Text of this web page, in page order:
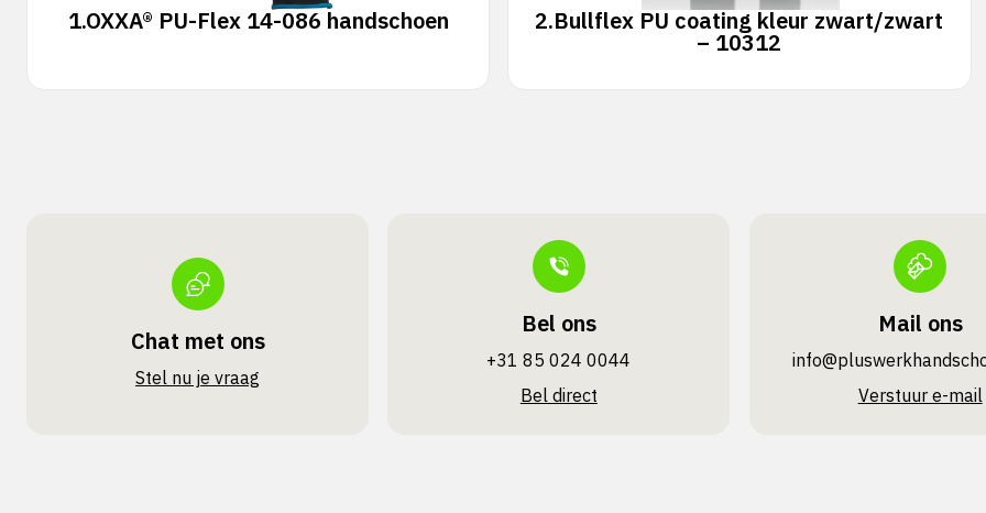
1.OXXA® PU-Flex 14-086 handschoen 2.Bullflex PU coating kleur zwart/zwart
– 10312
Chat met ons
Stel nu je vraag
Bel ons
+31 85 024 0044
Bel direct
Mail ons
Verstuur e-mail